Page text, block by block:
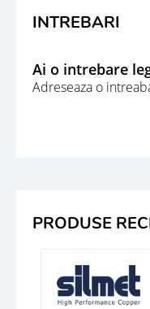
INTREBARI
Ai o intrebare
Adreseaza o
PRODUSE